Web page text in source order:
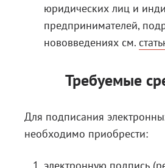
юридических лиц и
предпринимателей,
нововведениях см.
Требуемые
Для подписания
необходимо приобрести: